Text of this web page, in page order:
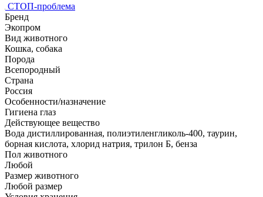
СТОП-проблема
Бренд
Экопром
Вид животного
Кошка, собака
Порода
Всепородный
Страна
Россия
Особенности/назначение
Гигиена глаз
Действующее вещество
Вода дистиллированная, полиэтиленгликоль-400, таурин,
борная кислота, хлорид натрия, трилон Б, бенза
Пол животного
Любой
Размер животного
Любой размер